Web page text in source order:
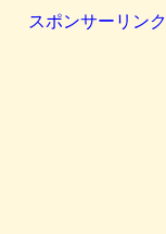
スポンサーリンク